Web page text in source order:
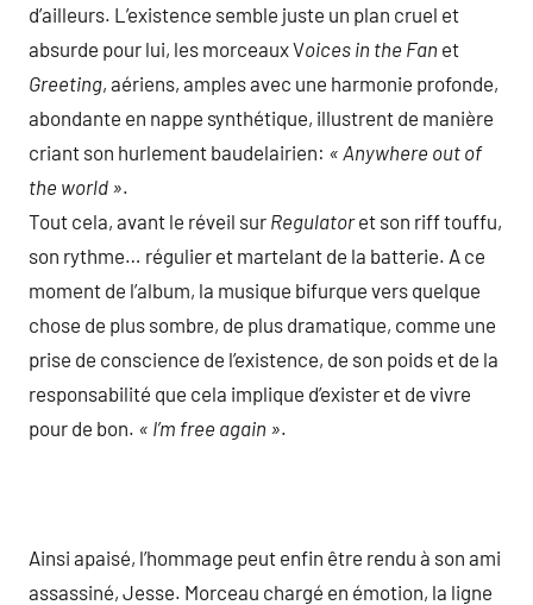
d’ailleurs. L’existence semble juste un plan cruel et
absurde pour lui, les morceaux Voices in the Fan et
Greeting, aériens, amples avec une harmonie profonde,
abondante en nappe synthétique, illustrent de manière
criant son hurlement baudelairien: « Anywhere out of
the world ».
Tout cela, avant le réveil sur Regulatoret son riff touffu,
son rythme… régulier et martelant de la batterie. A ce
moment de l’album, la musique bifurque vers quelque
chose de plus sombre, de plus dramatique, comme une
prise de conscience de l’existence, de son poids et de la
responsabilité que cela implique d’exister et de vivre
pour de bon. « I’m free again ».
Ainsi apaisé, l’hommage peut enfin être rendu à son ami
assassiné, Jesse. Morceau chargé en émotion, la ligne